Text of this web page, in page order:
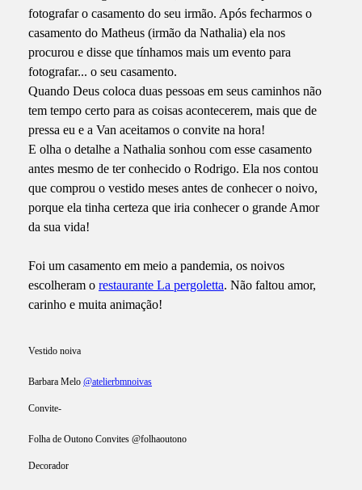
fotografar o casamento do seu irmão. Após fecharmos o
casamento do Matheus (irmão da Nathalia) ela nos
procurou e disse que tínhamos mais um evento para
fotografar... o seu casamento.
Quando Deus coloca duas pessoas em seus caminhos não
tem tempo certo para as coisas acontecerem, mais que de
pressa eu e a Van aceitamos o convite na hora!
E olha o detalhe a Nathalia sonhou com esse casamento
antes mesmo de ter conhecido o Rodrigo. Ela nos contou
que comprou o vestido meses antes de conhecer o noivo,
porque ela tinha certeza que iria conhecer o grande Amor
da sua vida!
Foi um casamento em meio a pandemia, os noivos
escolheram o restaurante La pergoletta. Não faltou amor,
carinho e muita animação!
Vestido noiva
Barbara Melo @atelierbmnoivas
Convite-
Folha de Outono Convites @folhaoutono
Decorador